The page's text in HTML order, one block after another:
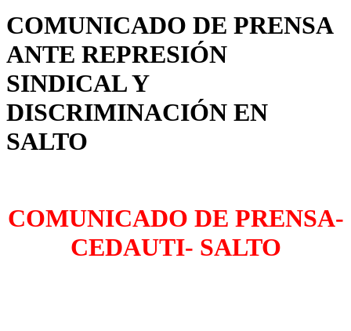
COMUNICADO DE PRENSA
ANTE REPRESIÓN
SINDICAL Y
DISCRIMINACIÓN EN
SALTO
COMUNICADO DE PRENSA-
CEDAUTI- SALTO